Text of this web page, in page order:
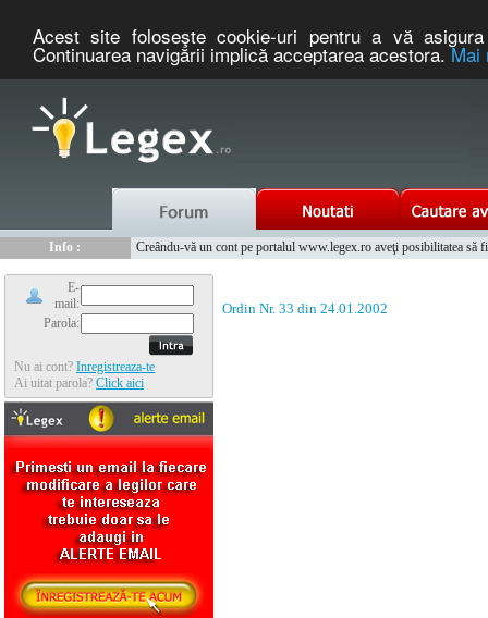
Acest site foloseşte cookie-uri pentru a vă
Continuarea navigării implică acceptarea acestora.Mai
Info :
Creându-vă un cont pe portalul www.legex.ro aveţi posibilitatea să
E-
mail:
Parola:
Nu ai cont? Inregistreaza-te
Ai uitat parola? Click aici
Ordin Nr. 33 din 24.01.2002